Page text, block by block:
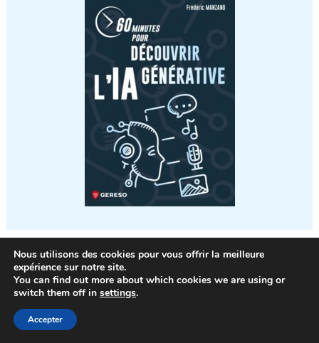
Les derniers articles
Nous utilisons des cookies pour vous offrir la meilleure
expérience sur notre site.
You can find out more about which cookies we are using or
switch them off in settings.
Accepter